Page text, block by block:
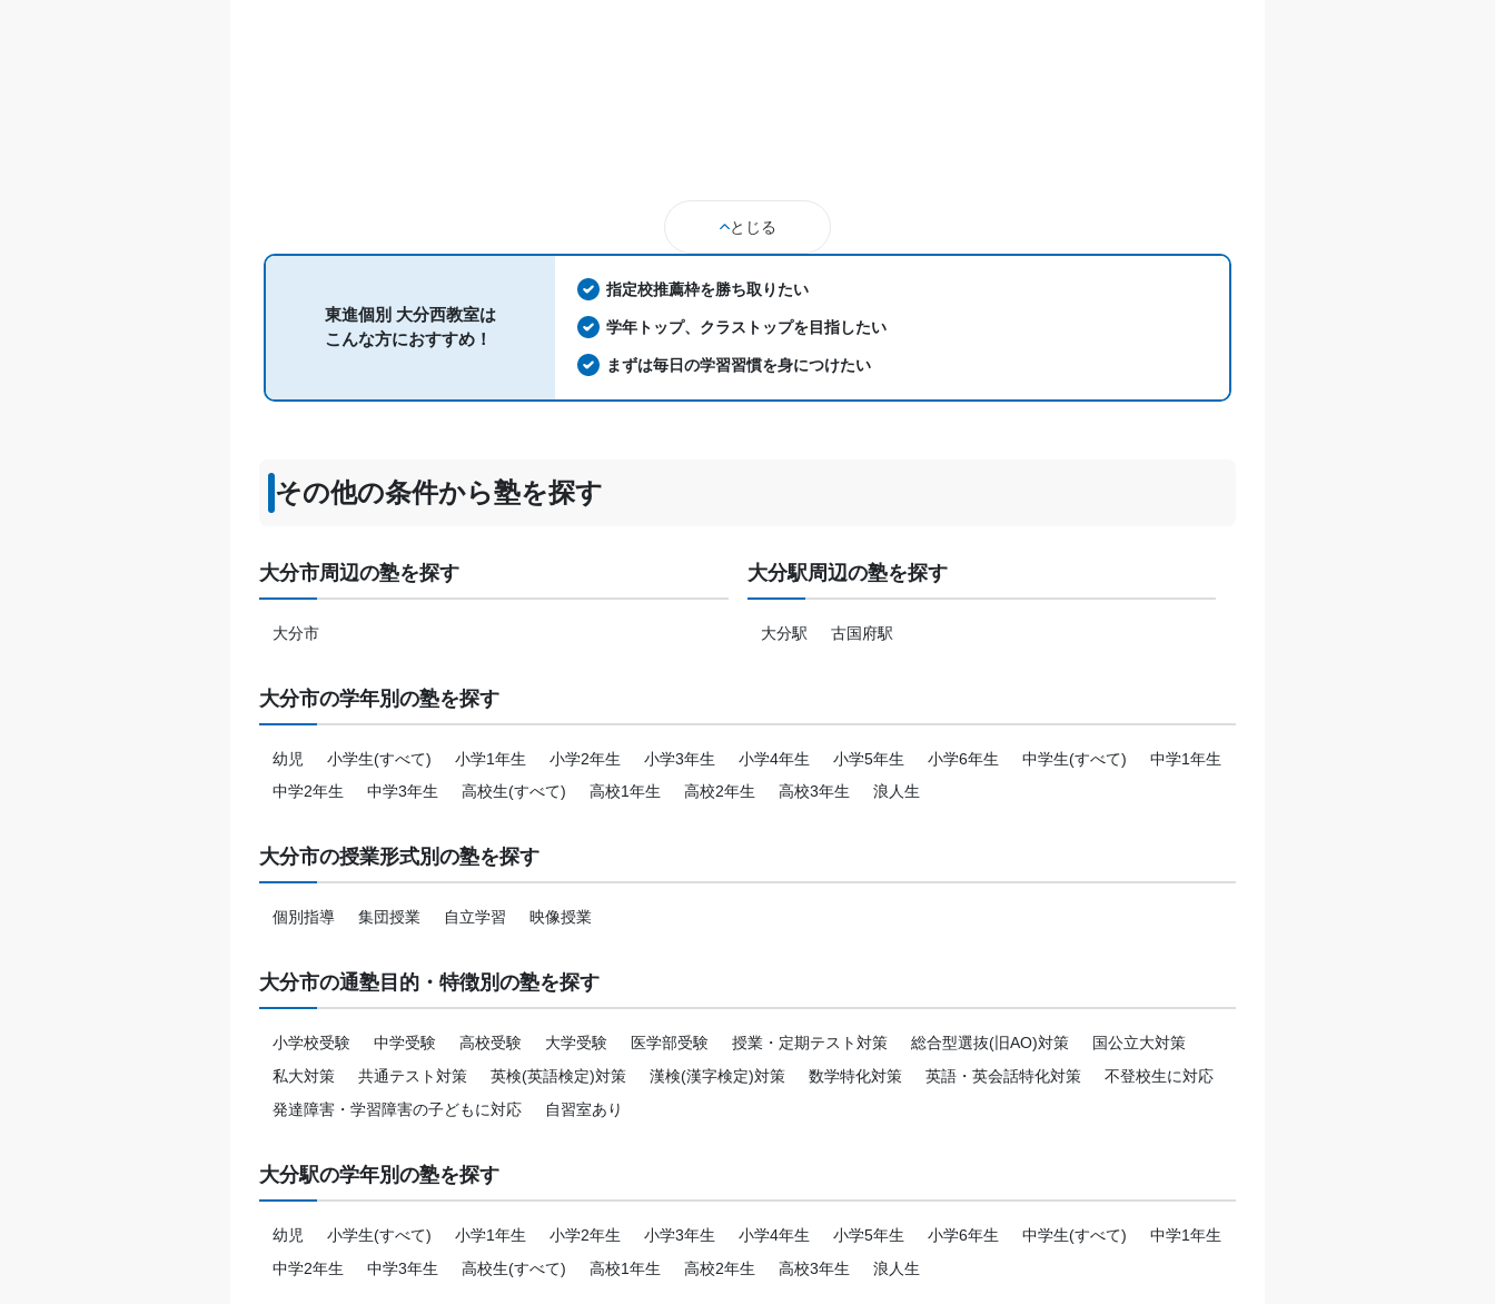
とじる
東進個別 大分西教室は
こんな方におすすめ！
指定校推薦枠を勝ち取りたい
学年トップ、クラストップを目指したい
まずは毎日の学習習慣を身につけたい
その他の条件から塾を探す
大分市周辺の塾を探す
大分市
大分駅周辺の塾を探す
大分駅 古国府駅
大分市の学年別の塾を探す
幼児 小学生(すべて) 小学1年生 小学2年生 小学3年生 小学4年生 小学5年生 小学6年生 中学生(すべて)
中学1年生
中学2年生
中学3年生 高校生(すべて) 高校1年生 高校2年生 高校3年生 浪人生
大分市の授業形式別の塾を探す
個別指導 集団授業 自立学習 映像授業
大分市の通塾目的・特徴別の塾を探す
小学校受験 中学受験 高校受験 大学受験 医学部受験 授業・定期テスト対策 総合型選抜(旧AO)対策
国公立大対策
私大対策
共通テスト対策 英検(英語検定)対策 漢検(漢字検定)対策 数学特化対策 英語・英会話特化対策
不登校生に対応
発達障害・学習障害の子どもに対応
自習室あり
大分駅の学年別の塾を探す
幼児 小学生(すべて) 小学1年生 小学2年生 小学3年生 小学4年生 小学5年生 小学6年生 中学生(すべて)
中学1年生
中学2年生
中学3年生 高校生(すべて) 高校1年生 高校2年生 高校3年生 浪人生